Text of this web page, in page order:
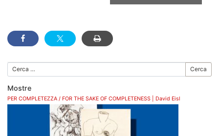
Cerca
Mostre
PER COMPLETEZZA / FOR THE SAKE OF COMPLETENESS | David Eisl